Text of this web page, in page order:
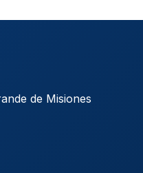
de Misiones